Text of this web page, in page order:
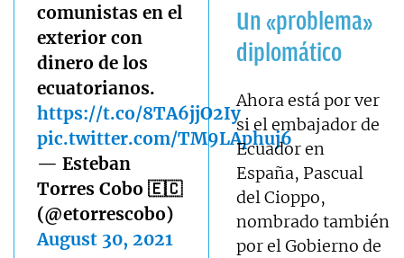
comunistas en el
exterior con
dinero de los
ecuatorianos.
https://t.co/8TA6jjO2Iy
pic.twitter.com/TM9LAphuj6
— Esteban
Torres Cobo 🇪🇨
(@etorrescobo)
August 30, 2021
Un «problema»
diplomático
Ahora está por ver
si el embajador de
Ecuador en
España, Pascual
del Cioppo,
nombrado también
por el Gobierno de